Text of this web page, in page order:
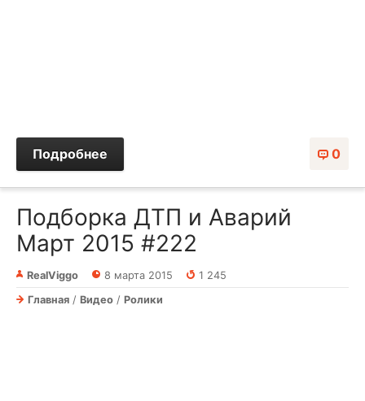
0
Подробнее
Подборка ДТП и Аварий
Март 2015 #222
RealViggo 8 марта 2015
1 245
Главная / Видео / Ролики